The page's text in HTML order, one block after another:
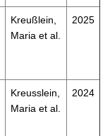
Kreußlein,
Maria et al.
2025
Kreusslein,
Maria et al.
2024